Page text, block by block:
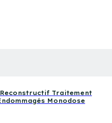
Traitement
Monodose